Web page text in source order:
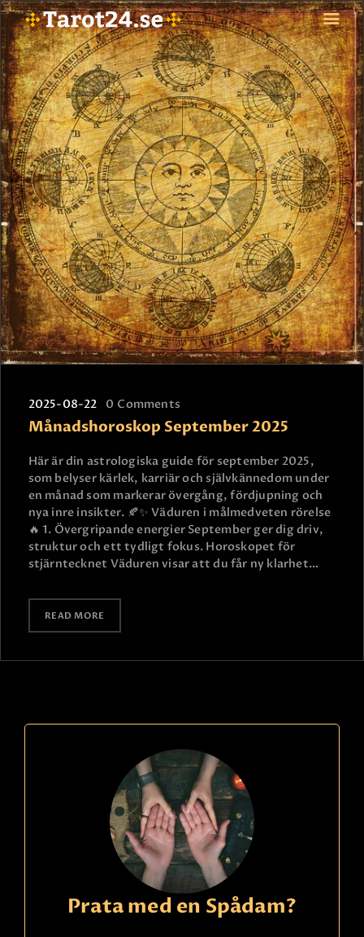
HEM
ASTROLOGI
STJÄRNTECKEN
TAROT
SPÅDAM-SIERSKA
BLOGG
JOBBA SOM SPÅDAM
BETALNING
FAQ
KONTAKTA OSS
2025-08-22 0 Comments
Månadshoroskop September 2025
Här är din astrologiska guide för september 2025,
som belyser kärlek, karriär och självkännedom under
en månad som markerar övergång, fördjupning och
nya inre insikter. 🍂✨ Väduren i målmedveten rörelse
🔥 1. Övergripande energier September ger dig driv,
struktur och ett tydligt fokus. Horoskopet för
stjärntecknet Väduren visar att du får ny klarhet…
READ MORE
Prata med en Spådam?